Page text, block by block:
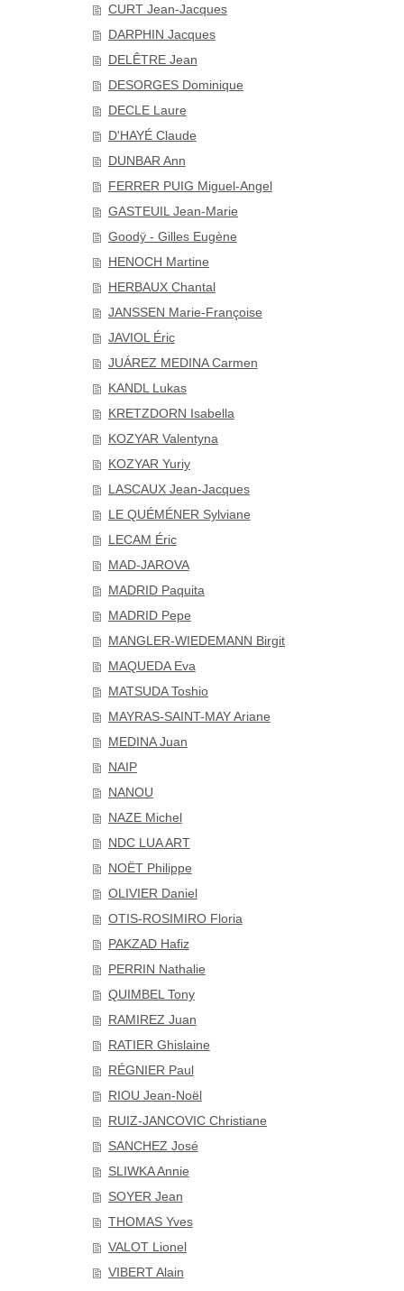
CURT Jean-Jacques
DARPHIN Jacques
DELÊTRE Jean
DESORGES Dominique
DECLE Laure
D'HAYÉ Claude
DUNBAR Ann
FERRER PUIG Miguel-Angel
GASTEUIL Jean-Marie
Goodÿ - Gilles Eugène
HENOCH Martine
HERBAUX Chantal
JANSSEN Marie-Françoise
JAVIOL Éric
JUÁREZ MEDINA Carmen
KANDL Lukas
KRETZDORN Isabella
KOZYAR Valentyna
KOZYAR Yuriy
LASCAUX Jean-Jacques
LE QUÉMÉNER Sylviane
LECAM Éric
MAD-JAROVA
MADRID Paquita
MADRID Pepe
MANGLER-WIEDEMANN Birgit
MAQUEDA Eva
MATSUDA Toshio
MAYRAS-SAINT-MAY Ariane
MEDINA Juan
NAIP
NANOU
NAZE Michel
NDC LUA ART
NOËT Philippe
OLIVIER Daniel
OTIS-ROSIMIRO Floria
PAKZAD Hafiz
PERRIN Nathalie
QUIMBEL Tony
RAMIREZ Juan
RATIER Ghislaine
RÉGNIER Paul
RIOU Jean-Noël
RUIZ-JANCOVIC Christiane
SANCHEZ José
SLIWKA Annie
SOYER Jean
THOMAS Yves
VALOT Lionel
VIBERT Alain